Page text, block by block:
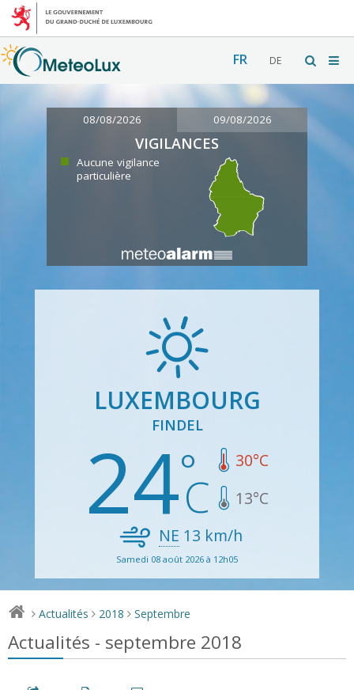
FR DE
08/08/2026 09/08/2026
VIGILANCES
Aucune vigilance
particulière
LUXEMBOURG
FINDEL
24 30°C
13°C
NE 13 km/h
Samedi 08 août 2026 à 12h05
> Actualités > 2018 > Septembre
Actualités - septembre 2018